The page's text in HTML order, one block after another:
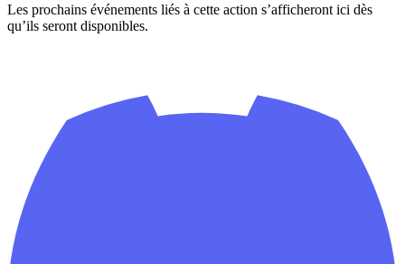
Les prochains événements liés à cette action s’afficheront ici dès
qu’ils seront disponibles.